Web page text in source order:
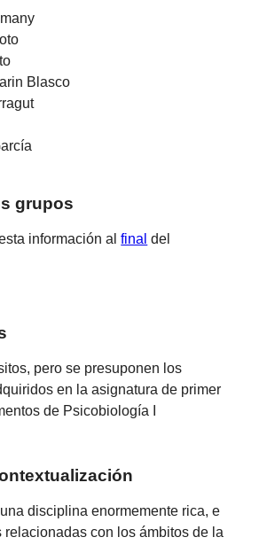
Blasco
grupos
información alfinal del
pero se presuponen los
en la asignatura de primer
de Psicobiología I
disciplina enormemente rica, e
relacionadas con los ámbitos de la